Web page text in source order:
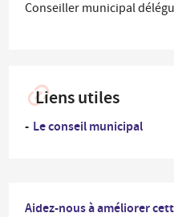
Conseiller municipal
Liens utiles
Le conseil municipal
Aidez-nous à améliorer